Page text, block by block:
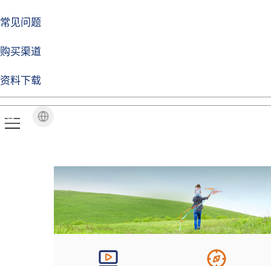
常见问题
购买渠道
资料下载
焦点注册Life
品牌视角